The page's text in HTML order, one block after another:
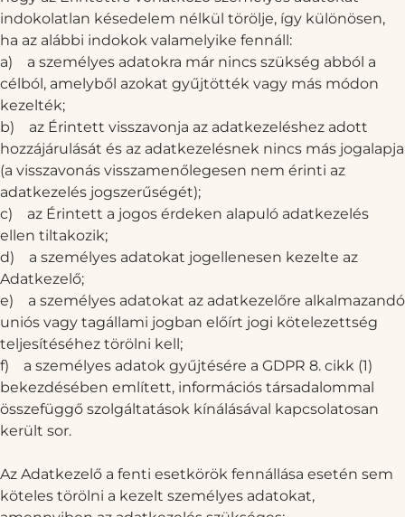
indokolatlan késedelem nélkül törölje, így különösen,
ha az alábbi indokok valamelyike fennáll:
a)
a személyes adatokra már nincs szükség abból a
célból, amelyből azokat gyűjtötték vagy más módon
kezelték;
b)
az Érintett visszavonja az adatkezeléshez adott
hozzájárulását és az adatkezelésnek nincs más jogalapja
(a visszavonás visszamenőlegesen nem érinti az
adatkezelés jogszerűségét);
c)
az Érintett a jogos érdeken alapuló adatkezelés
ellen tiltakozik;
d)
a személyes adatokat jogellenesen kezelte az
Adatkezelő;
e)
a személyes adatokat az adatkezelőre alkalmazandó
uniós vagy tagállami jogban előírt jogi kötelezettség
teljesítéséhez törölni kell;
f)
a személyes adatok gyűjtésére a GDPR 8. cikk (1)
bekezdésében említett, információs társadalommal
összefüggő szolgáltatások kínálásával kapcsolatosan
került sor.
Az Adatkezelő a fenti esetkörök fennállása esetén sem
köteles törölni a kezelt személyes adatokat,